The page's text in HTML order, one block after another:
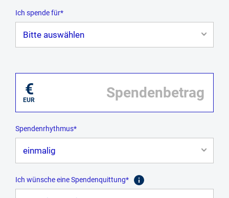
Ich spende für*
€
EUR
Spendenrhythmus*
Ich wünsche eine Spendenquittung*